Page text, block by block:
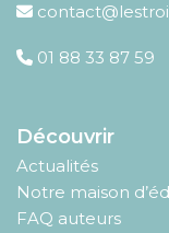
01 88 33 87 59
Découvrir
Actualités
Notre maison
FAQ auteurs